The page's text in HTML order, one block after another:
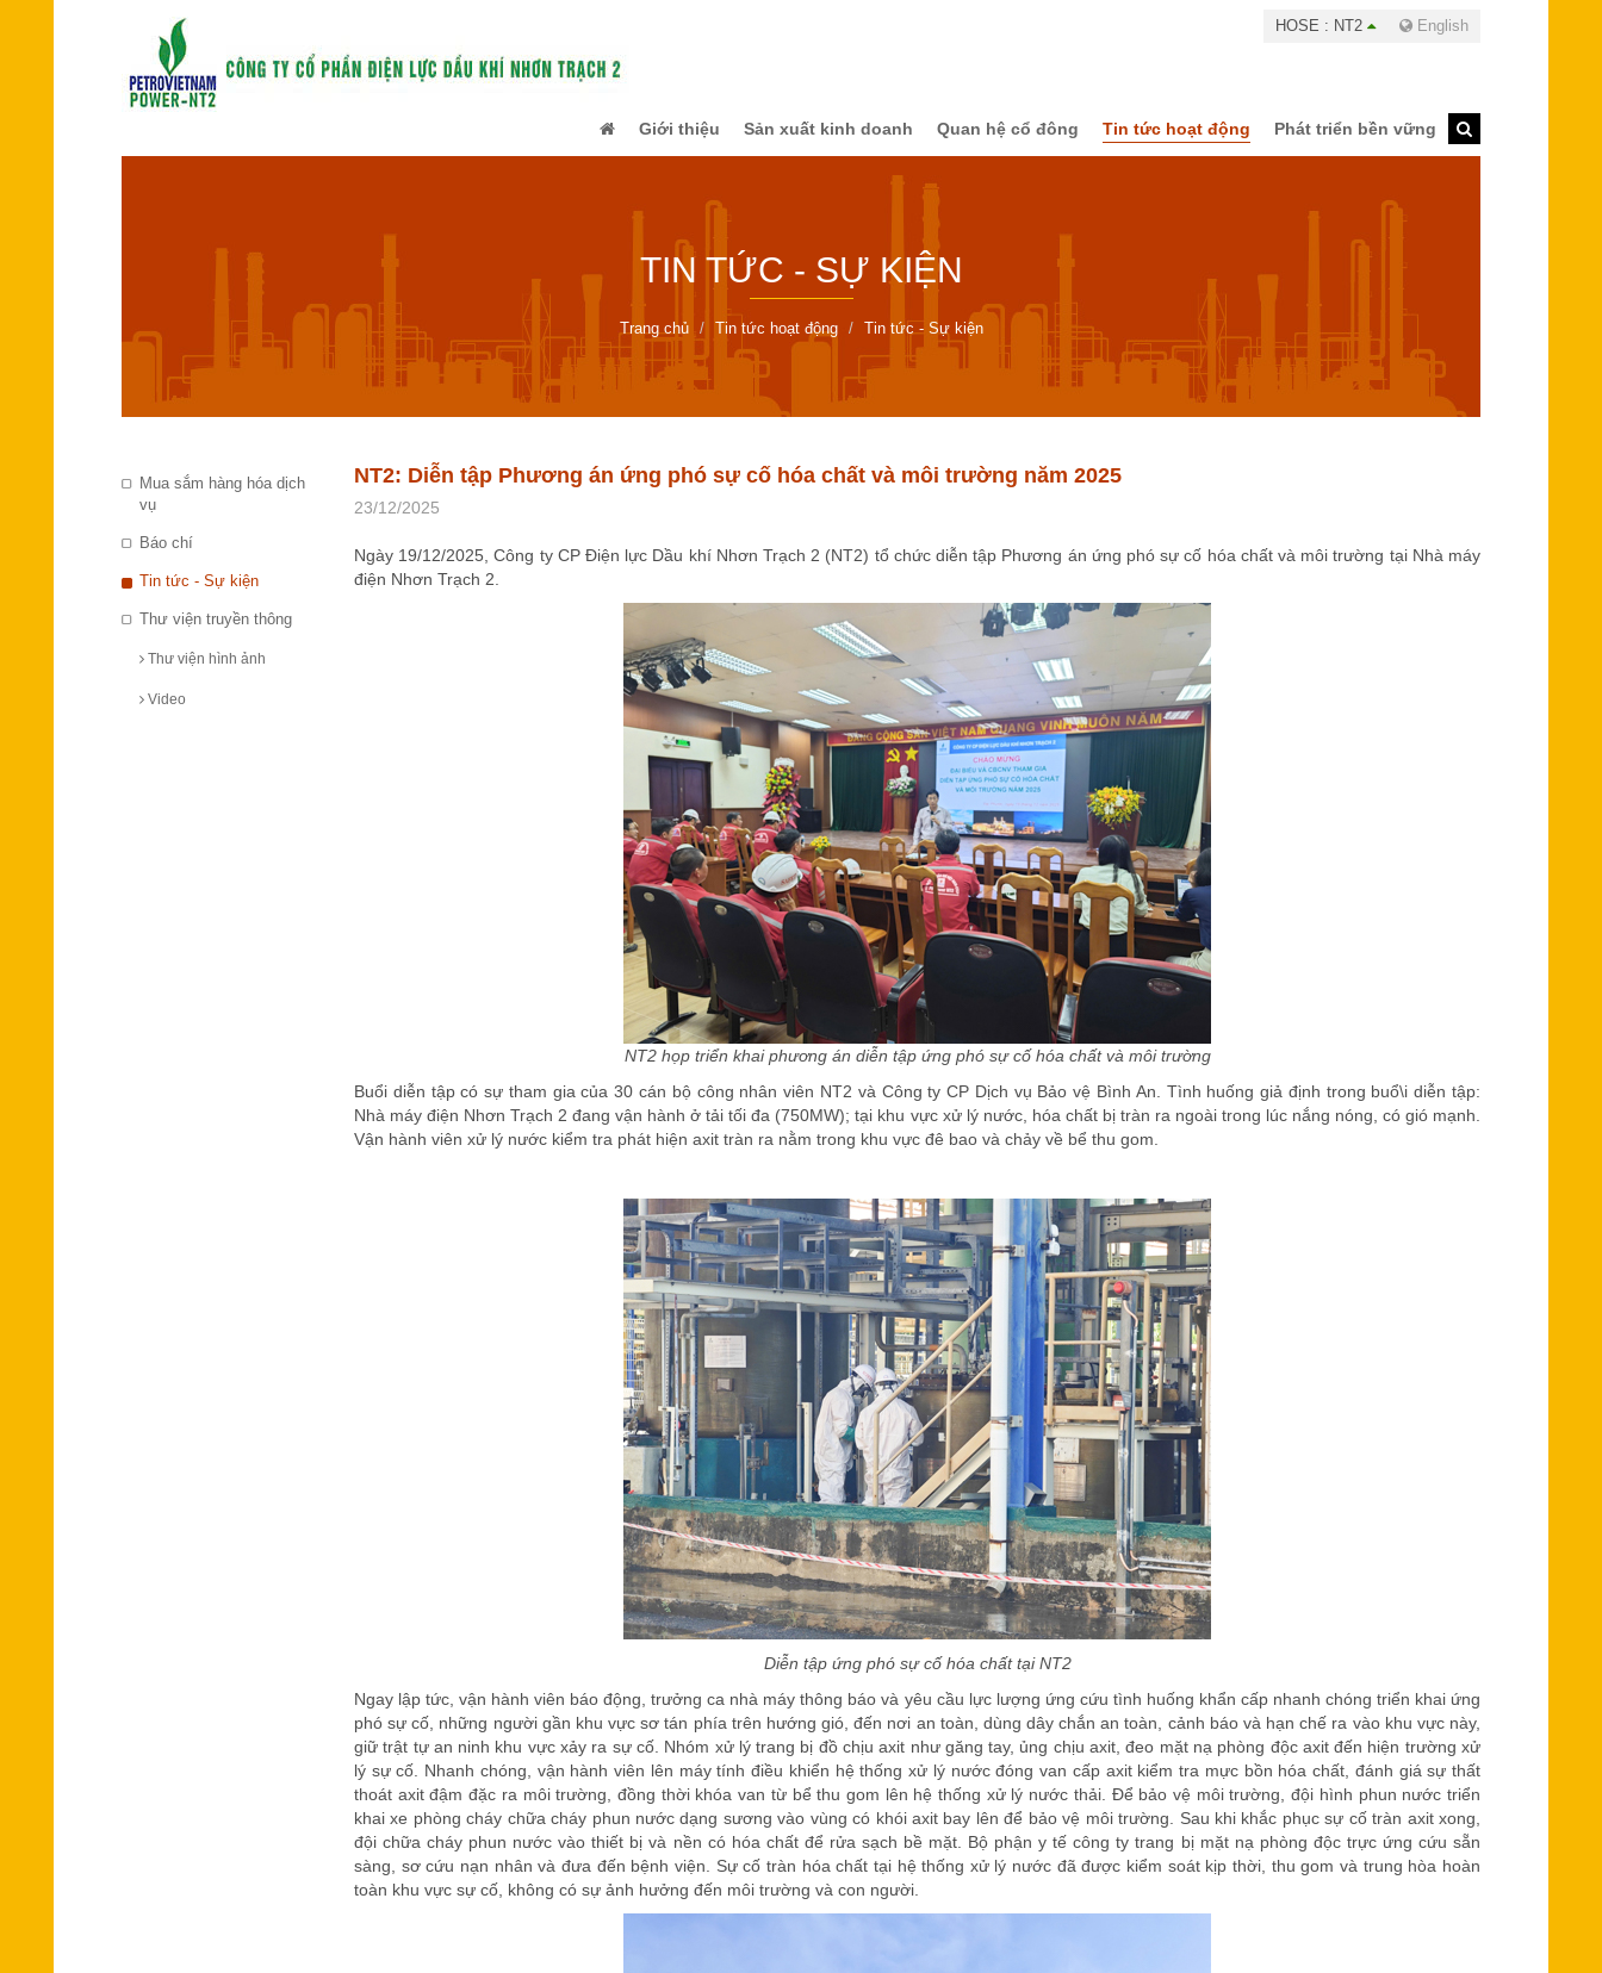
HOSE : NT2 English
Giới thiệu Sản xuất kinh doanh Quan hệ cổ đông Tin tức hoạt động Phát triển bền vững
TIN TỨC - SỰ KIỆN
Trang chủ Tin tức hoạt động Tin tức - Sự kiện
Mua sắm hàng hóa dịch
vụ
Báo chí
Tin tức - Sự kiện
Thư viện truyền thông
Thư viện hình ảnh
Video
NT2: Diễn tập Phương án ứng phó sự cố hóa chất và môi trường năm 2025
23/12/2025
Ngày 19/12/2025, Công ty CP Điện lực Dầu khí Nhơn Trạch 2 (NT2) tổ chức diễn tập Phương án ứng phó sự cố hóa chất và môi trường tại Nhà máy
điện Nhơn Trạch 2.
NT2 họp triển khai phương án diễn tập ứng phó sự cố hóa chất và môi trường
Buổi diễn tập có sự tham gia của 30 cán bộ công nhân viên NT2 và Công ty CP Dịch vụ Bảo vệ Bình An. Tình huống giả định trong buổ\i diễn tập:
Nhà máy điện Nhơn Trạch 2 đang vận hành ở tải tối đa (750MW); tại khu vực xử lý nước, hóa chất bị tràn ra ngoài trong lúc nắng nóng, có gió mạnh.
Vận hành viên xử lý nước kiểm tra phát hiện axit tràn ra nằm trong khu vực đê bao và chảy về bể thu gom.
Diễn tập ứng phó sự cố hóa chất tại NT2
Ngay lập tức, vận hành viên báo động, trưởng ca nhà máy thông báo và yêu cầu lực lượng ứng cứu tình huống khẩn cấp nhanh chóng triển khai ứng
phó sự cố, những người gần khu vực sơ tán phía trên hướng gió, đến nơi an toàn, dùng dây chắn an toàn, cảnh báo và hạn chế ra vào khu vực này,
giữ trật tự an ninh khu vực xảy ra sự cố. Nhóm xử lý trang bị đồ chịu axit như găng tay, ủng chịu axit, đeo mặt nạ phòng độc axit đến hiện trường xử
lý sự cố. Nhanh chóng, vận hành viên lên máy tính điều khiển hệ thống xử lý nước đóng van cấp axit kiểm tra mực bồn hóa chất, đánh giá sự thất
thoát axit đậm đặc ra môi trường, đồng thời khóa van từ bể thu gom lên hệ thống xử lý nước thải. Để bảo vệ môi trường, đội hình phun nước triển
khai xe phòng cháy chữa cháy phun nước dạng sương vào vùng có khói axit bay lên để bảo vệ môi trường. Sau khi khắc phục sự cố tràn axit xong,
đội chữa cháy phun nước vào thiết bị và nền có hóa chất để rửa sạch bề mặt. Bộ phận y tế công ty trang bị mặt nạ phòng độc trực ứng cứu sẵn
sàng, sơ cứu nạn nhân và đưa đến bệnh viện. Sự cố tràn hóa chất tại hệ thống xử lý nước đã được kiểm soát kịp thời, thu gom và trung hòa hoàn
toàn khu vực sự cố, không có sự ảnh hưởng đến môi trường và con người.